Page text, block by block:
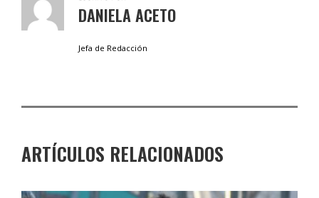
DANIELA ACETO
Jefa de Redacción
ARTÍCULOS RELACIONADOS